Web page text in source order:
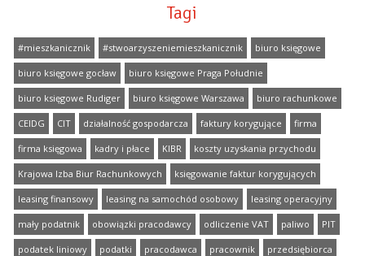
Tagi
#mieszkanicznik #stwoarzyszeniemieszkanicznik biuro księgowe
biuro księgowe gocław biuro księgowe Praga Południe
biuro księgowe Rudiger biuro księgowe Warszawa biuro rachunkowe
CEIDG CIT działalność gospodarcza faktury korygujące firma
firma księgowa kadry i płace KIBR koszty uzyskania przychodu
Krajowa Izba Biur Rachunkowych księgowanie faktur korygujących
leasing finansowy leasing na samochód osobowy leasing operacyjny
mały podatnik obowiązki pracodawcy odliczenie VAT paliwo PIT
podatek liniowy podatki pracodawca pracownik przedsiębiorca